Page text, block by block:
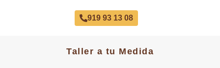
919 93 13 08
Taller a tu Medida